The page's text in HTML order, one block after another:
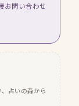
お問い合わせ
占いの森から